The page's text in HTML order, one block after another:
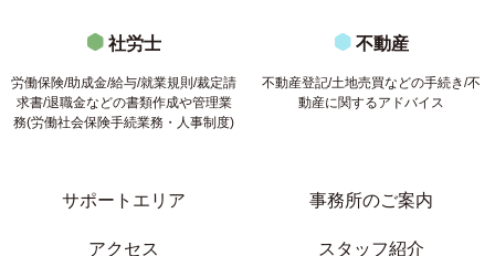
社労士
労働保険/助成金/給与/就業規則/裁定請
求書/退職金などの書類作成や管理業
務(労働社会保険手続業務・人事制度)
不動産
不動産登記/土地売買などの手続き/不
動産に関するアドバイス
サポートエリア 事務所のご案内
アクセス スタッフ紹介